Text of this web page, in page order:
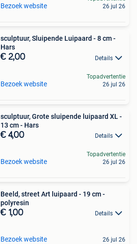
Bezoek website
26 jul 26
sculptuur, Sluipende Luipaard - 8 cm -
Hars
€ 2,00 Details
Bezoek website
Topadvertentie
26 jul 26
sculptuur, Grote sluipende luipaard XL -
13 cm - Hars
€ 4,00 Details
Bezoek website
Topadvertentie
26 jul 26
Beeld, street Art luipaard - 19 cm -
polyresin
€ 1,00 Details
Bezoek website 26 jul 26